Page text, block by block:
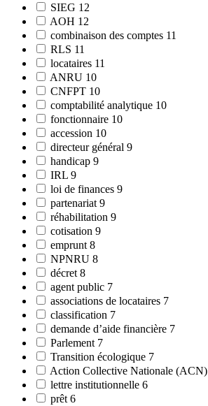
SIEG 12
AOH 12
combinaison des comptes 11
RLS 11
locataires 11
ANRU 10
CNFPT 10
comptabilité analytique 10
fonctionnaire 10
accession 10
directeur général 9
handicap 9
IRL 9
loi de finances 9
partenariat 9
réhabilitation 9
cotisation 9
emprunt 8
NPNRU 8
décret 8
agent public 7
associations de locataires 7
classification 7
demande d’aide financière 7
Parlement 7
Transition écologique 7
Action Collective Nationale (ACN)
lettre institutionnelle 6
prêt 6